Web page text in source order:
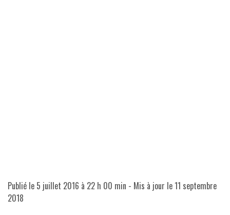
Publié le 5 juillet 2016 à 22 h 00 min - Mis à jour le11 septembre
2018